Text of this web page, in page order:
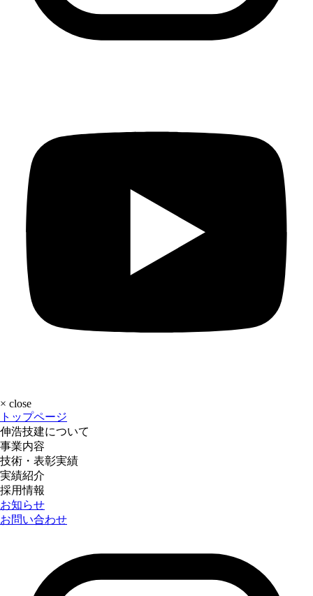
× close
トップページ
伸浩技建について
事業内容
技術・表彰実績
実績紹介
採用情報
お知らせ
お問い合わせ